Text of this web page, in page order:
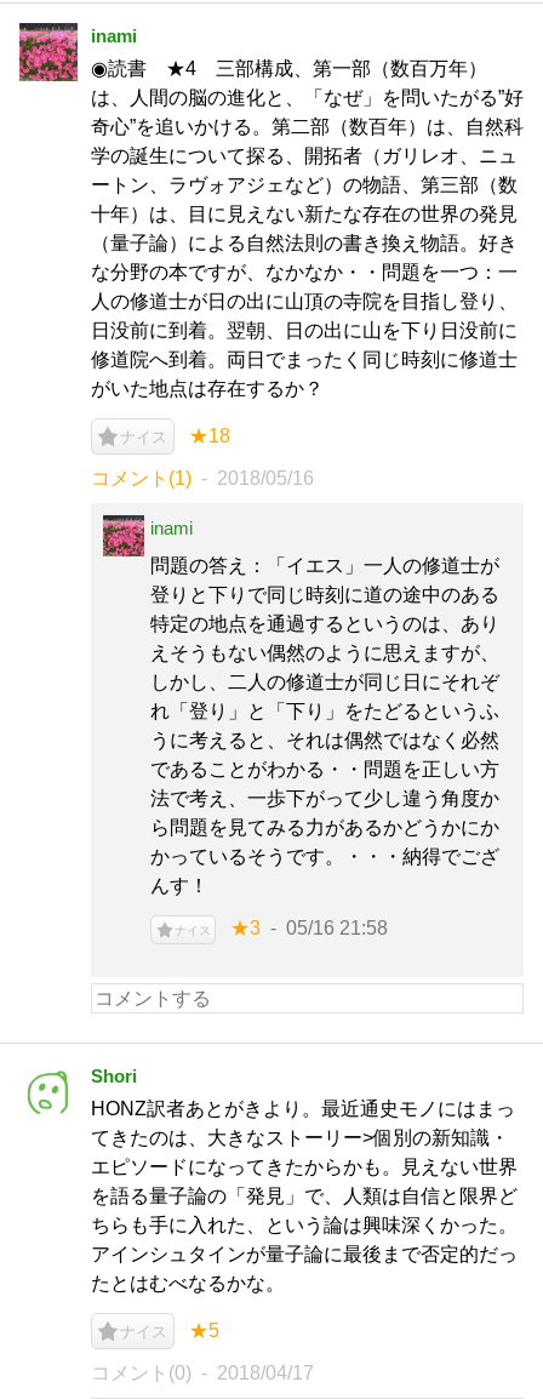
inami
◉読書 ★4 三部構成、第一部（数百万年）
は、人間の脳の進化と、「なぜ」を問いたがる”好
奇心”を追いかける。第二部（数百年）は、自然科
学の誕生について探る、開拓者（ガリレオ、ニュ
ートン、ラヴォアジェなど）の物語、第三部（数
十年）は、目に見えない新たな存在の世界の発見
（量子論）による自然法則の書き換え物語。好き
な分野の本ですが、なかなか・・問題を一つ：一
人の修道士が日の出に山頂の寺院を目指し登り、
日没前に到着。翌朝、日の出に山を下り日没前に
修道院へ到着。両日でまったく同じ時刻に修道士
がいた地点は存在するか？
ナイス ★18
コメント(1) 2018/05/16
inami
問題の答え：「イエス」一人の修道士が
登りと下りで同じ時刻に道の途中のある
特定の地点を通過するというのは、あり
えそうもない偶然のように思えますが、
しかし、二人の修道士が同じ日にそれぞ
れ「登り」と「下り」をたどるというふ
うに考えると、それは偶然ではなく必然
であることがわかる・・問題を正しい方
法で考え、一歩下がって少し違う角度か
ら問題を見てみる力があるかどうかにか
かっているそうです。・・・納得でござ
んす！
ナイス ★3 05/16 21:58
Shori
HONZ訳者あとがきより。最近通史モノにはまっ
てきたのは、大きなストーリー>個別の新知識・
エピソードになってきたからかも。見えない世界
を語る量子論の「発見」で、人類は自信と限界ど
ちらも手に入れた、という論は興味深くかった。
アインシュタインが量子論に最後まで否定的だっ
たとはむべなるかな。
ナイス ★5
コメント(0) 2018/04/17